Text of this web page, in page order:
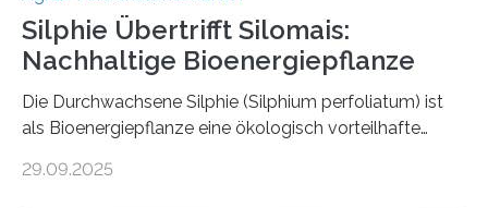
Silphie Übertrifft Silomais:
Nachhaltige Bioenergiepflanze
Die Durchwachsene Silphie (Silphium perfoliatum) ist
als Bioenergiepflanze eine ökologisch vorteilhafte
mehrjährigen Vergleichsstudie von Forschenden der
29.09.2025